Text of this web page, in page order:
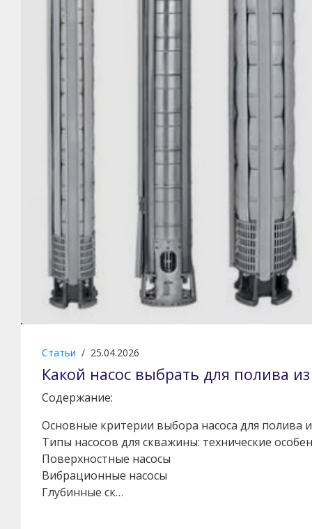
Статьи / 25.04.2026
Какой насос выбрать для полива
Содержание:
Основные критерии выбора насоса для полива
Типы насосов для скважины: технические
Поверхностные насосы
Вибрационные насосы
Глубинные ск…